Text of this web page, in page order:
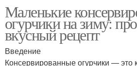
Маленькие
огурчики на зиму:
вкусный рецепт
Введение
Консервированные огурчики — это